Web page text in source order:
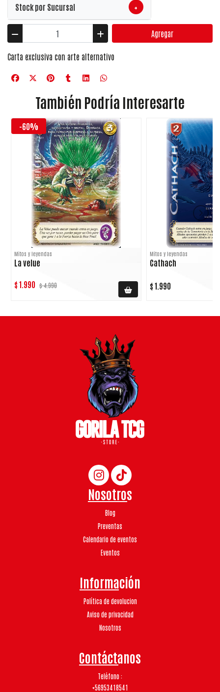
Stock por Sucursal +
Agregar
Carta exclusiva con arte alternativo
También Podría Interesarte
-60%
Mitos y leyendas
La velue
$ 1.990 $ 4.990
Mitos y leyendas
Cathach
$ 1.990
Nosotros
Blog
Preventas
Calendario de eventos
Eventos
Información
Política de devolucion
Aviso de privacidad
Nosotros
Contáctanos
Teléfono
+56953418541